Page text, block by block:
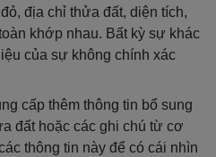
địa chỉ thửa đất, diện tích,
khớp nhau. Bất kỳ sự khác
của sự không chính xác
cấp thêm thông tin bổ sung
đất hoặc các ghi chú từ cơ
thông tin này để có cái nhìn